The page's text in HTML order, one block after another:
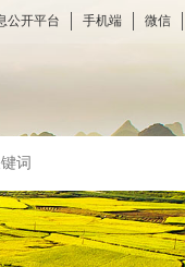
公开平台 手机端 微信